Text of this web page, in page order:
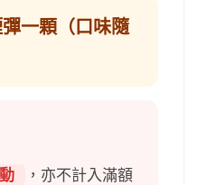
一顆（口味隨
，亦不計入滿額